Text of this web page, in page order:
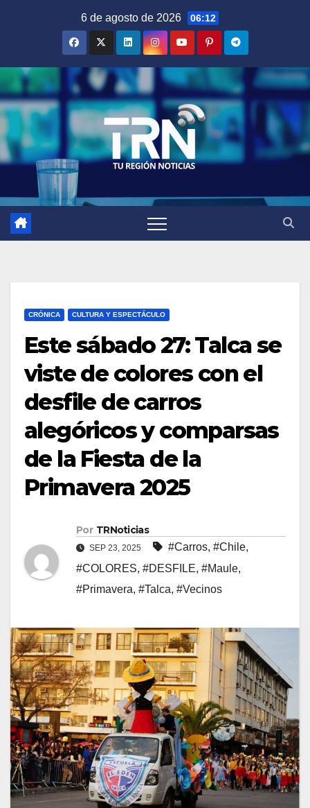
6 de agosto de 2026 06:12
CRÓNICA CULTURA Y ESPECTÁCULO
Este sábado 27: Talca se
viste de colores con el
desfile de carros
alegóricos y comparsas
de la Fiesta de la
Primavera 2025
Por TRNoticias
SEP 23, 2025 #Carros, #Chile,
#COLORES, #DESFILE, #Maule,
#Primavera, #Talca, #Vecinos